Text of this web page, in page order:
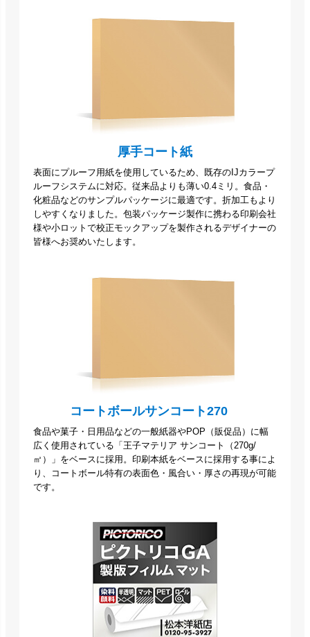
厚手コート紙
表面にプルーフ用紙を使用しているため、既存のIJカラープ
ルーフシステムに対応。従来品よりも薄い0.4ミリ。食品・
化粧品などのサンプルパッケージに最適です。折加工もより
しやすくなりました。包装パッケージ製作に携わる印刷会社
様や小ロットで校正モックアップを製作されるデザイナーの
皆様へお奨めいたします。
コートボールサンコート270
食品や菓子・日用品などの一般紙器やPOP（販促品）に幅
広く使用されている「王子マテリア サンコート（270g/
㎡）」をベースに採用。印刷本紙をベースに採用する事によ
り、コートボール特有の表面色・風合い・厚さの再現が可能
です。